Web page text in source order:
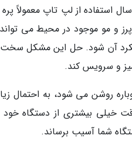
استفاده از لپ تاپ
و مو موجود در محیط می
آن شود. حل این مشکل سخت
و سرویس کند.
روشن می شود، به احتمال
بیشتری از دستگاه خود
شما آسیب برساند.